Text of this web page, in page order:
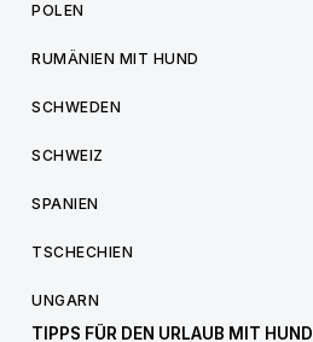
POLEN
RUMÄNIEN MIT HUND
SCHWEDEN
SCHWEIZ
SPANIEN
TSCHECHIEN
UNGARN
TIPPS FÜR DEN URLAUB MIT HUND